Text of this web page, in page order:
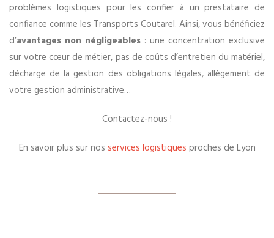
problèmes logistiques pour les confier à un prestataire de
confiance comme les Transports Coutarel. Ainsi, vous bénéficiez
d’avantages non négligeables : une concentration exclusive
sur votre cœur de métier, pas de coûts d’entretien du matériel,
décharge de la gestion des obligations légales, allègement de
votre gestion administrative…
Contactez-nous !
En savoir plus sur nos services logistiques proches de Lyon